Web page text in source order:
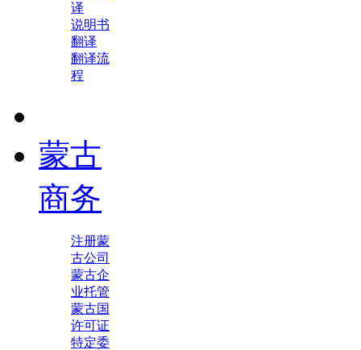
译
说明书
翻译
翻译流
程
蒙古
商务
注册蒙
古公司
蒙古企
业托管
蒙古国
许可证
特定委